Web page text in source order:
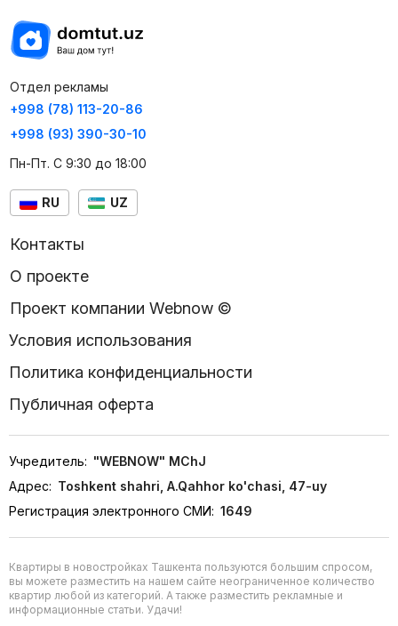
Отдел рекламы
+998 (78) 113-20-86
+998 (93) 390-30-10
Пн-Пт. С 9:30 до 18:00
RU UZ
Контакты
О проекте
Проект компании Webnow ©
Условия использования
Политика конфиденциальности
Публичная оферта
Учредитель: "WEBNOW" MChJ
Адрес: Toshkent shahri, A.Qahhor ko'chasi, 47-uy
Регистрация электронного СМИ: 1649
Квартиры в новостройках Ташкента пользуются большим спросом,
вы можете разместить на нашем сайте неограниченное количество
квартир любой из категорий. А также разместить рекламные и
информационные статьи. Удачи!